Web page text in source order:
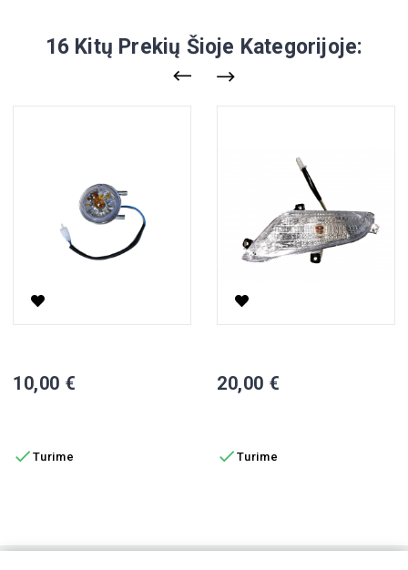
16 Kitų Prekių Šioje Kategorijoje:
Kaina
10,00 €
 Turime
Kaina
20,00 €
 Turime